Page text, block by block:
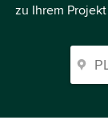
zu Ihrem Projekt